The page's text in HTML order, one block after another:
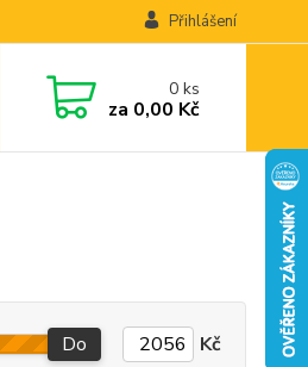
Přihlášení
0ks
za 0,00 Kč
Do Kč